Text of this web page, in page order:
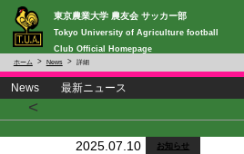
東京農業大学 農友会 サッカー部
Tokyo University of Agriculture football
Club Official Homepage
ホーム News 詳細
News 最新ニュース
<
2025.07.10 お知らせ